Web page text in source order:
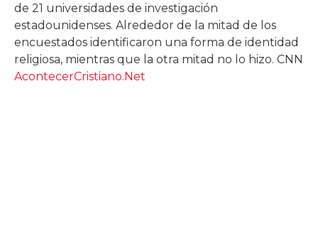
de 21 universidades de investigación
estadounidenses. Alrededor de la mitad de los
encuestados identificaron una forma de identidad
religiosa, mientras que la otra mitad no lo hizo. CNN
AcontecerCristiano.Net